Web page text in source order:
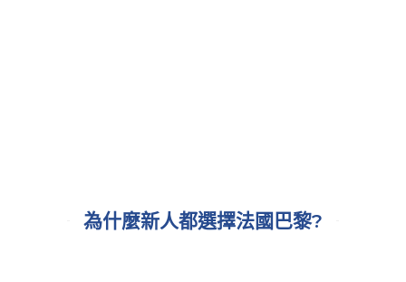
為什麼新人都選擇法國巴黎?